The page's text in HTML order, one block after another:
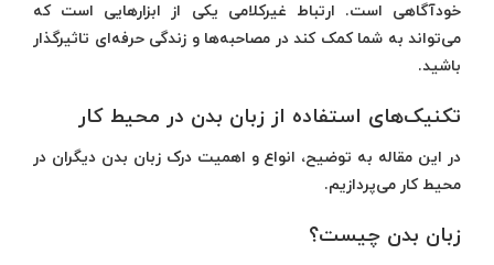
خودآگاهی است. ارتباط غیرکلامی یکی از ابزارهایی است که
می‌تواند به شما کمک کند در مصاحبه‌ها و زندگی حرفه‌ای تاثیرگذار
باشید.
تکنیک‌های استفاده از زبان بدن در محیط کار
در این مقاله به توضیح، انواع و اهمیت درک زبان بدن دیگران در
محیط کار می‌پردازیم.
زبان بدن چیست؟